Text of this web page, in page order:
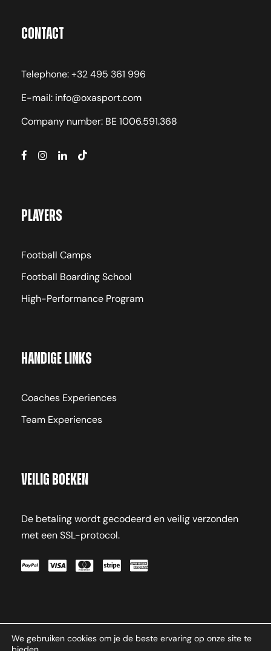
Contact
Telephone: +32 495 361 996
E-mail: info@oxasport.com
Company number: BE 1006.591.368
Players
Football Camps
Football Boarding School
High-Performance Program
Handige links
Coaches Experiences
Team Experiences
Veilig Boeken
De betaling wordt gecodeerd en veilig verzonden
met een SSL-protocol.
Terms & Conditions Privacy
We gebruiken cookies om je de beste ervaring op onze site te